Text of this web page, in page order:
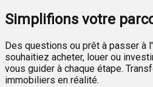
Simplifions votre
Des questions ou prêt à passer à
souhaitiez acheter, louer ou
vous guider à chaque étape.
immobiliers en réalité.